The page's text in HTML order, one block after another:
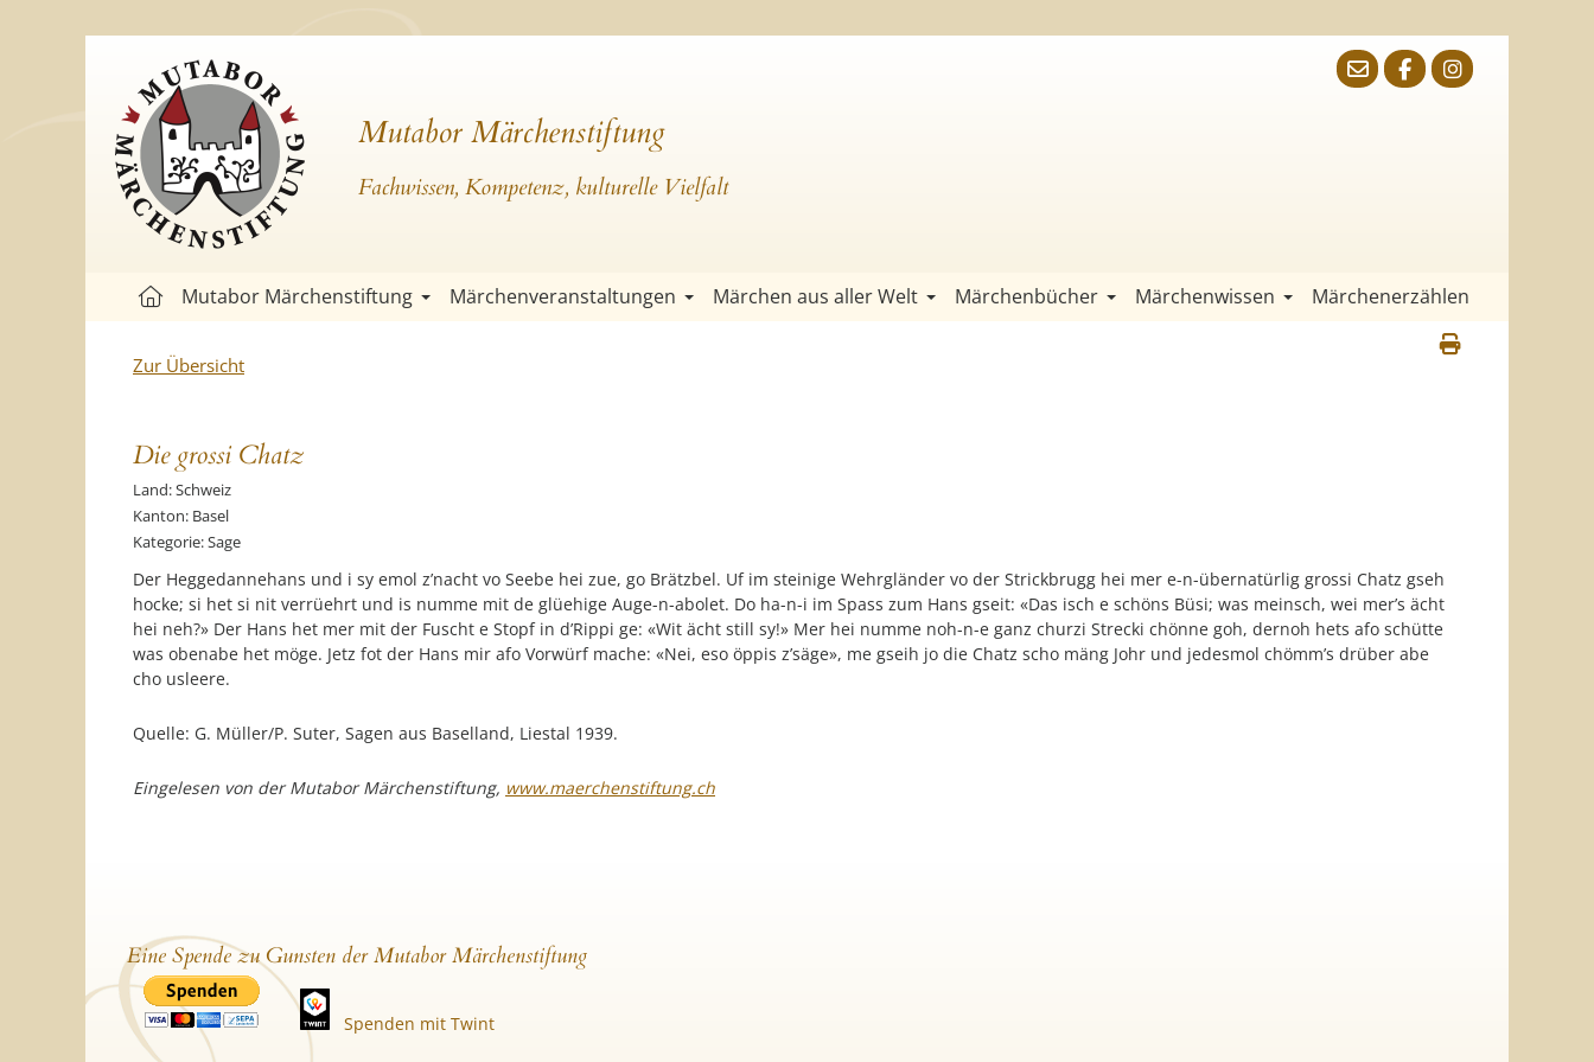
Mutabor Märchenstiftung
Fachwissen, Kompetenz, kulturelle Vielfalt
Mutabor Märchenstiftung Märchenveranstaltungen Märchen aus aller Welt Märchenbücher Märchenwissen Märchenerzählen
Zur Übersicht
Die grossi Chatz
Land: Schweiz
Kanton: Basel
Kategorie: Sage
Der Heggedannehans und i sy emol z’nacht vo Seebe hei zue, go Brätzbel. Uf im steinige Wehrgländer vo der Strickbrugg hei mer e-n-übernatürlig grossi Chatz gseh
hocke; si het si nit verrüehrt und is numme mit de glüehige Auge-n-abolet. Do ha-n-i im Spass zum Hans gseit: «Das isch e schöns Büsi; was meinsch, wei mer’s ächt
hei neh?» Der Hans het mer mit der Fuscht e Stopf in d’Rippi ge: «Wit ächt still sy!» Mer hei numme noh-n-e ganz churzi Strecki chönne goh, dernoh hets afo schütte
was obenabe het möge. Jetz fot der Hans mir afo Vorwürf mache: «Nei, eso öppis z’säge», me gseih jo die Chatz scho mäng Johr und jedesmol chömm’s drüber abe
cho usleere.
Quelle: G. Müller/P. Suter, Sagen aus Baselland, Liestal 1939.
Eingelesen von der Mutabor Märchenstiftung, www.maerchenstiftung.ch
Eine Spende zu Gunsten der Mutabor Märchenstiftung
Spenden mit Twint